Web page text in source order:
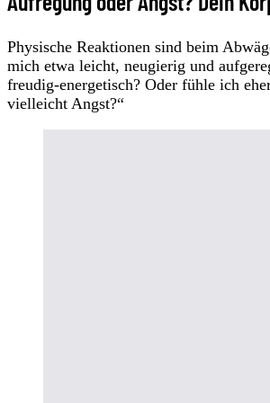
Physische Reaktionen sind beim
mich etwa leicht, neugierig und
freudig-energetisch? Oder fühle ich
vielleicht Angst?“